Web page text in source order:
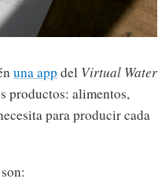
una app del Virtual Water
productos: alimentos,
para producir cada
son: